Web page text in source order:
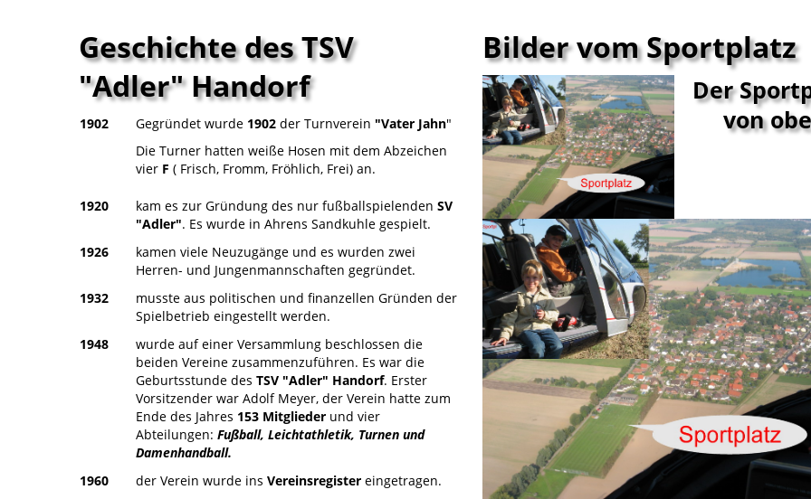
Geschichte des TSV
"Adler" Handorf
1902 Gegründet wurde 1902 der Turnverein "Vater Jahn"
Die Turner hatten weiße Hosen mit dem Abzeichen
vier F ( Frisch, Fromm, Fröhlich, Frei) an.
1920 kam es zur Gründung des nur fußballspielenden SV
"Adler". Es wurde in Ahrens Sandkuhle gespielt.
1926
kamen viele Neuzugänge und es wurden zwei
Herren- und Jungenmannschaften gegründet.
1932
musste aus politischen und finanzellen Gründen der
Spielbetrieb eingestellt werden.
1948
wurde auf einer Versammlung beschlossen die
beiden Vereine zusammenzuführen. Es war die
Geburtsstunde des TSV "Adler" Handorf. Erster
Vorsitzender war Adolf Meyer, der Verein hatte zum
Ende des Jahres 153 Mitglieder und vier
Abteilungen: Fußball, Leichtathletik, Turnen und
Damenhandball.
1960
der Verein wurde ins Vereinsregister eingetragen.
Bilder vom Sportplatz
Der
von